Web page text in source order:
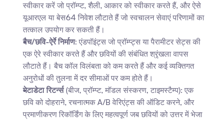
स्वीकार करें जो प्रॉम्प्ट, शैली, आकार को स्वीकार करते हैं, और ऐसे
यूआरएल या बेस64 निवेश लौटाते हैं जो स्वचालन सेवाएं परिणामों का
तत्काल उपयोग कर सकती हैं।
बैच/छवि-ऐर्रे निर्माण: एंडपॉइंट्स जो प्रॉम्प्ट्स या पैरामीटर सेट्स की
एक ऐरे स्वीकार करते हैं और छवियों की संबंधित श्रृंखला वापस
लौटाते हैं। बैच कॉल विलंबता को कम करते हैं और कई व्यक्तिगत
अनुरोधों की तुलना में दर सीमाओं पर कम होते हैं।
मेटाडेटा रिटर्न्स (बीज, प्रॉम्प्ट, मॉडल संस्करण, टाइमस्टैम्प): एक
छवि को दोहराने, रचनात्मक A/B वेरिएंट्स की ऑडिट करने, और
प्रमाणीकरण रिकॉर्डिंग के लिए महत्वपूर्ण जब छवियों को उत्तर में भेजा